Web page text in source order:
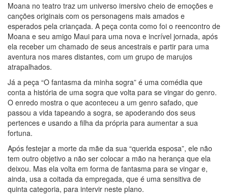
Moana no teatro traz um universo imersivo cheio de emoções e
canções originais com os personagens mais amados e
esperados pela criançada. A peça conta como foi o reencontro de
Moana e seu amigo Maui para uma nova e incrível jornada, após
ela receber um chamado de seus ancestrais e partir para uma
aventura nos mares distantes, com um grupo de marujos
atrapalhados.
Já a peça “O fantasma da minha sogra” é uma comédia que
conta a história de uma sogra que volta para se vingar do genro.
O enredo mostra o que aconteceu a um genro safado, que
passou a vida tapeando a sogra, se apoderando dos seus
pertences e usando a filha da própria para aumentar a sua
fortuna.
Após festejar a morte da mãe da sua “querida esposa”, ele não
tem outro objetivo a não ser colocar a mão na herança que ela
deixou. Mas ela volta em forma de fantasma para se vingar e,
ainda, usa a coitada da empregada, que é uma sensitiva de
quinta categoria, para intervir neste plano.